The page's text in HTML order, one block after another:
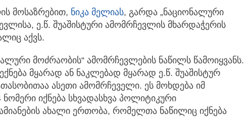
მოსაზრებით, ნიკა მელიას, გარდა „ნაციონალური
ე.წ. შუაშისტური ამომრჩევლის მხარდაჭერის
აქვს.
მოძრაობის“ ამომრჩევლების ნაწილს წამოიყვანს.
მყარად ან ნაკლებად მყარად ე.წ. შუაშისტურ
ასეთი ამომრჩეველი. ეს მოხდება იმ
ნომერი იქნება სხვადასხვა პოლიტიკური
ახალი ერთობა, რომელთა ნაწილიც იქნება